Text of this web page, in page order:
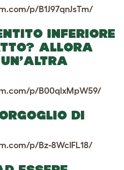
p/B1J97qnJsTm/
INFERIORE
ALLORA
p/B00qlxMpW59/
DI
p/Bz-8WcIFL18/